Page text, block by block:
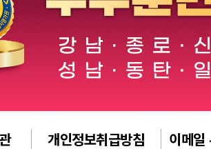
개인정보취급방침 이메일